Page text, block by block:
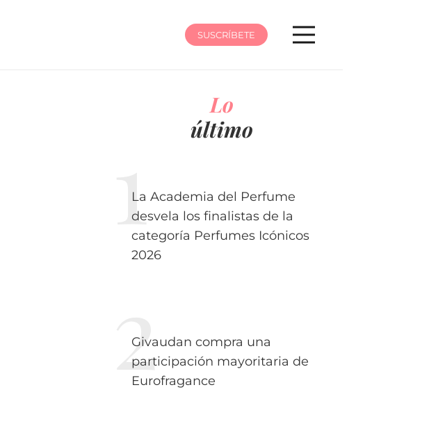
SUSCRÍBETE
Lo
último
La Academia del Perfume
desvela los finalistas de la
categoría Perfumes Icónicos
2026
Givaudan compra una
participación mayoritaria de
Eurofragance